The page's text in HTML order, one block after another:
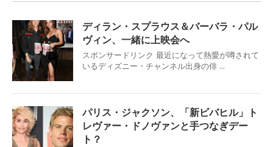
ディラン・スプラウス＆バーバラ・パル
ヴィン、一緒に上映会へ
スポンサードリンク 最近になって熱愛が噂されて
いるディズニー・チャンネル出身の俳 ...
パリス・ジャクソン、「新ビバヒル」ト
レヴァー・ドノヴァンと手つなぎデー
ト？